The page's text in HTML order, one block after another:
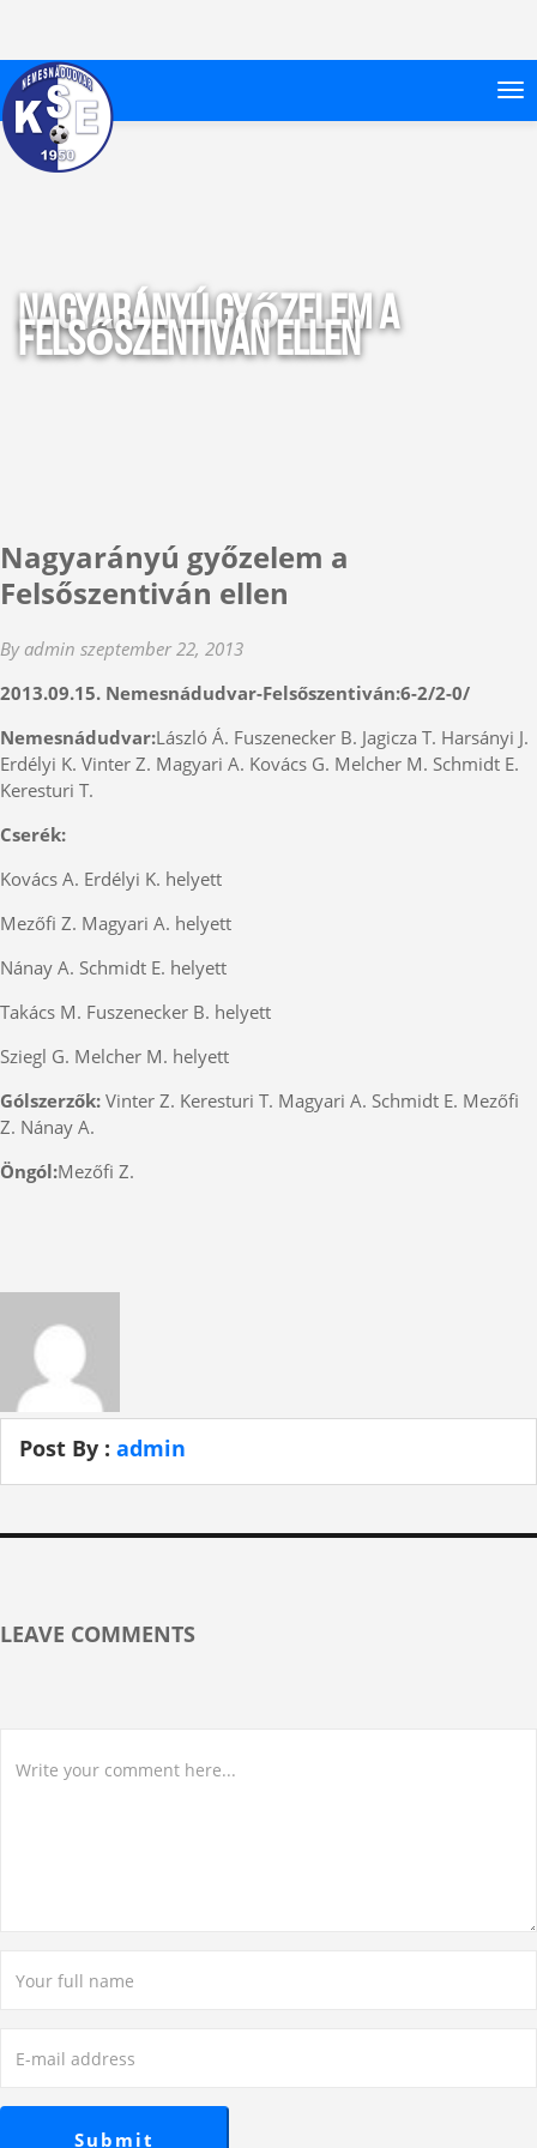
Nagyarányú győzelem a
Felsőszentiván ellen
Nagyarányú győzelem a
Felsőszentiván ellen
By admin szeptember 22, 2013
2013.09.15. Nemesnádudvar-Felsőszentiván:6-2/2-0/
Nemesnádudvar:László Á. Fuszenecker B. Jagicza T. Harsányi J.
Erdélyi K. Vinter Z. Magyari A. Kovács G. Melcher M. Schmidt E.
Keresturi T.
Cserék:
Kovács A. Erdélyi K. helyett
Mezőfi Z. Magyari A. helyett
Nánay A. Schmidt E. helyett
Takács M. Fuszenecker B. helyett
Sziegl G. Melcher M. helyett
Gólszerzők: Vinter Z. Keresturi T. Magyari A. Schmidt E. Mezőfi
Z. Nánay A.
Öngól:Mezőfi Z.
Post By : admin
LEAVE COMMENTS